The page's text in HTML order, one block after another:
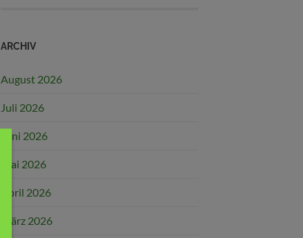
ARCHIV
August 2026
Juli 2026
Juni 2026
Mai 2026
April 2026
März 2026